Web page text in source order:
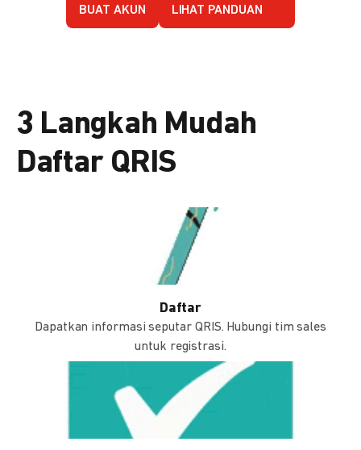
BUAT AKUN LIHAT PANDUAN
3 Langkah Mudah
Daftar QRIS
Daftar
Dapatkan informasi seputar QRIS. Hubungi tim sales
untuk registrasi.